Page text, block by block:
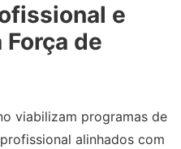
e
de
viabilizam programas de
alinhados com